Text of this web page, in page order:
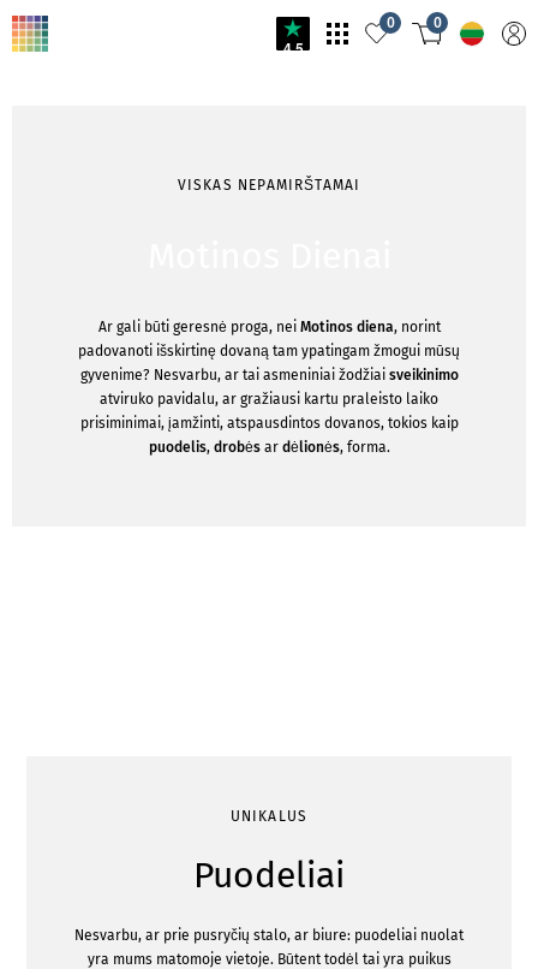
4.5
0 0
VISKAS NEPAMIRŠTAMAI
Ar gali būti geresnė proga, nei Motinos diena, norint
padovanoti išskirtinę dovaną tam ypatingam žmogui mūsų
gyvenime? Nesvarbu, ar tai asmeniniai žodžiai sveikinimo
atviruko pavidalu, ar gražiausi kartu praleisto laiko
prisiminimai, įamžinti, atspausdintos dovanos, tokios kaip
puodelis, drobėsar dėlionės, forma.
UNIKALUS
Puodeliai
Nesvarbu, ar prie pusryčių stalo, ar biure: puodeliai nuolat
yra mums matomoje vietoje. Būtent todėl tai yra puikus